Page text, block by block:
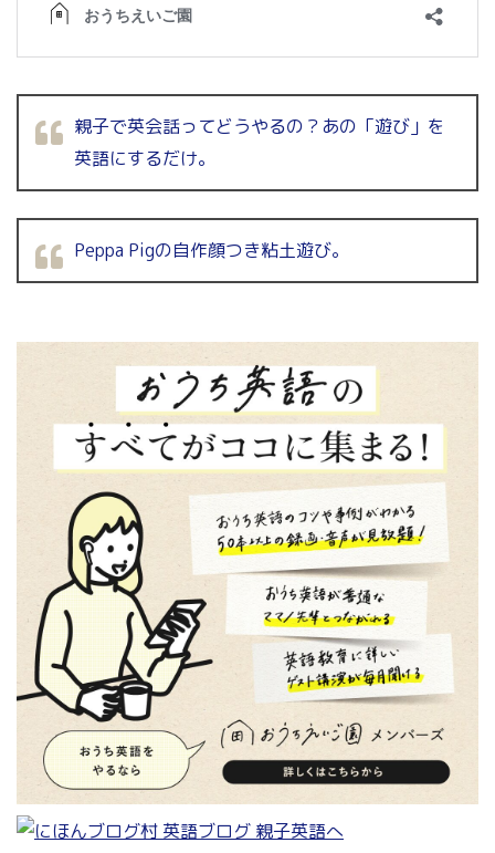
親子で英会話ってどうやるの？あの「遊び」を
英語にするだけ。
Peppa Pigの自作顔つき粘土遊び。